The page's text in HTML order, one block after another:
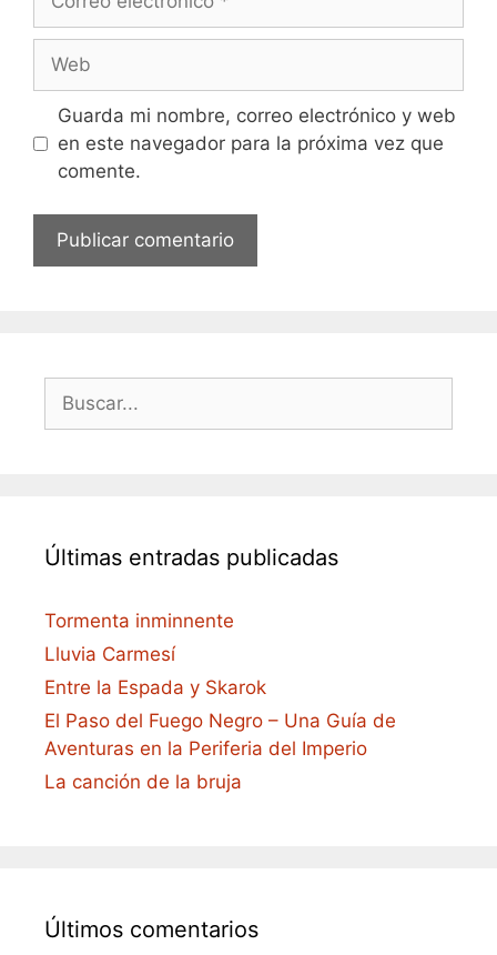
Web
Guarda mi nombre, correo electrónico y web
en este navegador para la próxima vez que
comente.
Últimas entradas publicadas
Tormenta inminnente
Lluvia Carmesí
Entre la Espada y Skarok
El Paso del Fuego Negro – Una Guía de
Aventuras en la Periferia del Imperio
La canción de la bruja
Últimos comentarios